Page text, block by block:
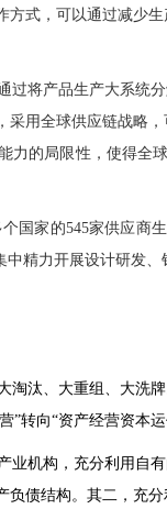
式，可以通过减少
将产品生产大系统
用全球供应链战略
的局限性，使得
个国家的545家供应商
精力开展设计研发
汰、大重组、大洗
转向“资产经营资本
机构，充分利用自
债结构。其二，充